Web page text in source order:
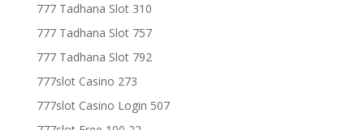
777 Tadhana Slot 310
777 Tadhana Slot 757
777 Tadhana Slot 792
777slot Casino 273
777slot Casino Login 507